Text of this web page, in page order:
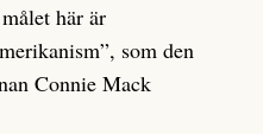
här är
som den
Connie Mack